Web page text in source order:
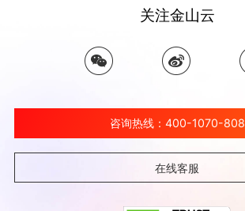
关注金山云
咨询热线：400-1070-808
在线客服